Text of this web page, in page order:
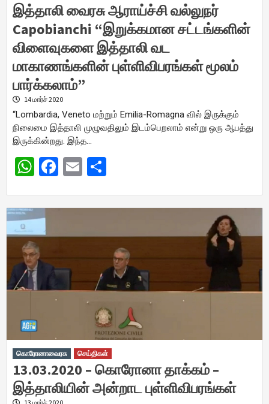
இத்தாலி வைரசு ஆராய்ச்சி வல்லுநர்
Capobianchi “இறுக்கமான சட்டங்களின்
விளைவுகளை இத்தாலி வட
மாகாணங்களின் புள்ளிவிபரங்கள் மூலம்
பார்க்கலாம்”
14 மார்ச் 2020
“Lombardia, Veneto மற்றும் Emilia-Romagna வில் இருக்கும்
நிலைமை இத்தாலி முழுவதிலும் இடம்பெறலாம் என்று ஒரு ஆபத்து
இருக்கின்றது. இந்த…
WhatsApp
Facebook
Email
கொரோனாவைரசு செய்திகள்
13.03.2020 – கொரோனா தாக்கம் –
இத்தாலியின் அன்றாட புள்ளிவிபரங்கள்